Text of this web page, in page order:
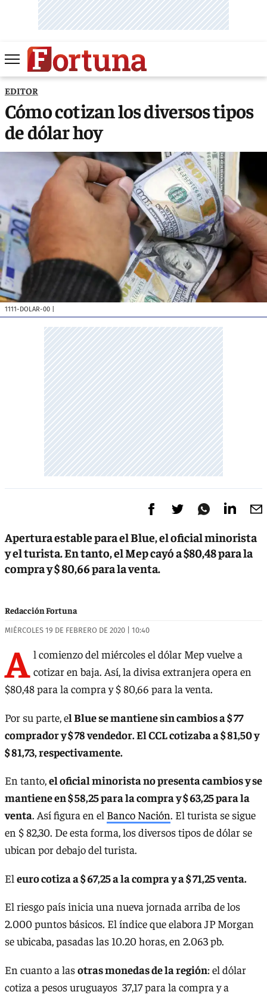
EDITOR
Cómo cotizan los diversos tipos
de dólar hoy
1111-DOLAR-00
Apertura estable para el Blue, el oficial minorista
y el turista. En tanto, el Mep cayó a $80,48 para la
compra y $ 80,66 para la venta.
Redacción Fortuna
MIÉRCOLES 19 DE FEBRERO DE 2020 | 10:40
A l comienzo del miércoles el dólar Mep vuelve a
cotizar en baja. Así, la divisa extranjera opera en
$80,48 para la compra y $ 80,66 para la venta.
Por su parte, el Blue se mantiene sin cambios a $ 77
comprador y $ 78 vendedor. El CCL cotizaba a $ 81,50 y
$ 81,73, respectivamente.
En tanto,el oficial minorista no presenta cambios y se
mantiene en $ 58,25 para la compra y $ 63,25 para la
venta. Así figura en el Banco Nación. El turista se sigue
en $ 82,30. De esta forma, los diversos tipos de dólar se
ubican por debajo del turista.
El euro cotiza a $ 67,25 a la compra y a $ 71,25 venta.
El riesgo país inicia una nueva jornada arriba de los
2.000 puntos básicos. El índice que elabora JP Morgan
se ubicaba, pasadas las 10.20 horas, en 2.063 pb.
En cuanto a lasotras monedas de la región: el dólar
cotiza a pesos uruguayos 37,17 para la compra y a